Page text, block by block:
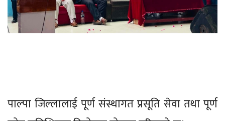
पाल्पा जिल्लालाई पूर्ण संस्थागत प्रसूति सेवा तथा पूर्ण